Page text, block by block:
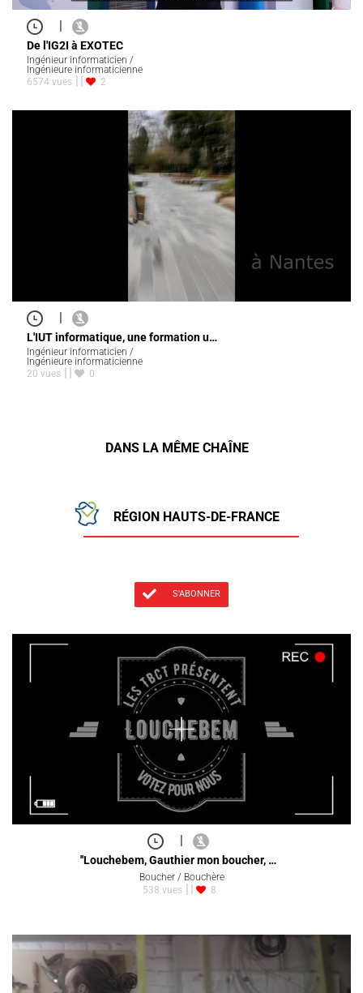
De l'IG2I à EXOTEC
Ingénieur informaticien /
Ingénieure informaticienne
6574 vues
2
|
L'IUT informatique, une formation u…
Ingénieur informaticien /
Ingénieure informaticienne
20 vues
0
DANS LA MÊME CHAÎNE
RÉGION HAUTS-DE-FRANCE
S'ABONNER
''Louchebem, Gauthier mon boucher, …
Boucher / Bouchère
538 vues
8